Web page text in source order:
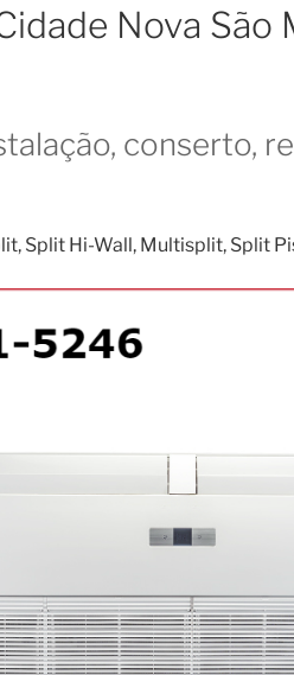
Nova São
conserto,
Hi-Wall, Multisplit, Split